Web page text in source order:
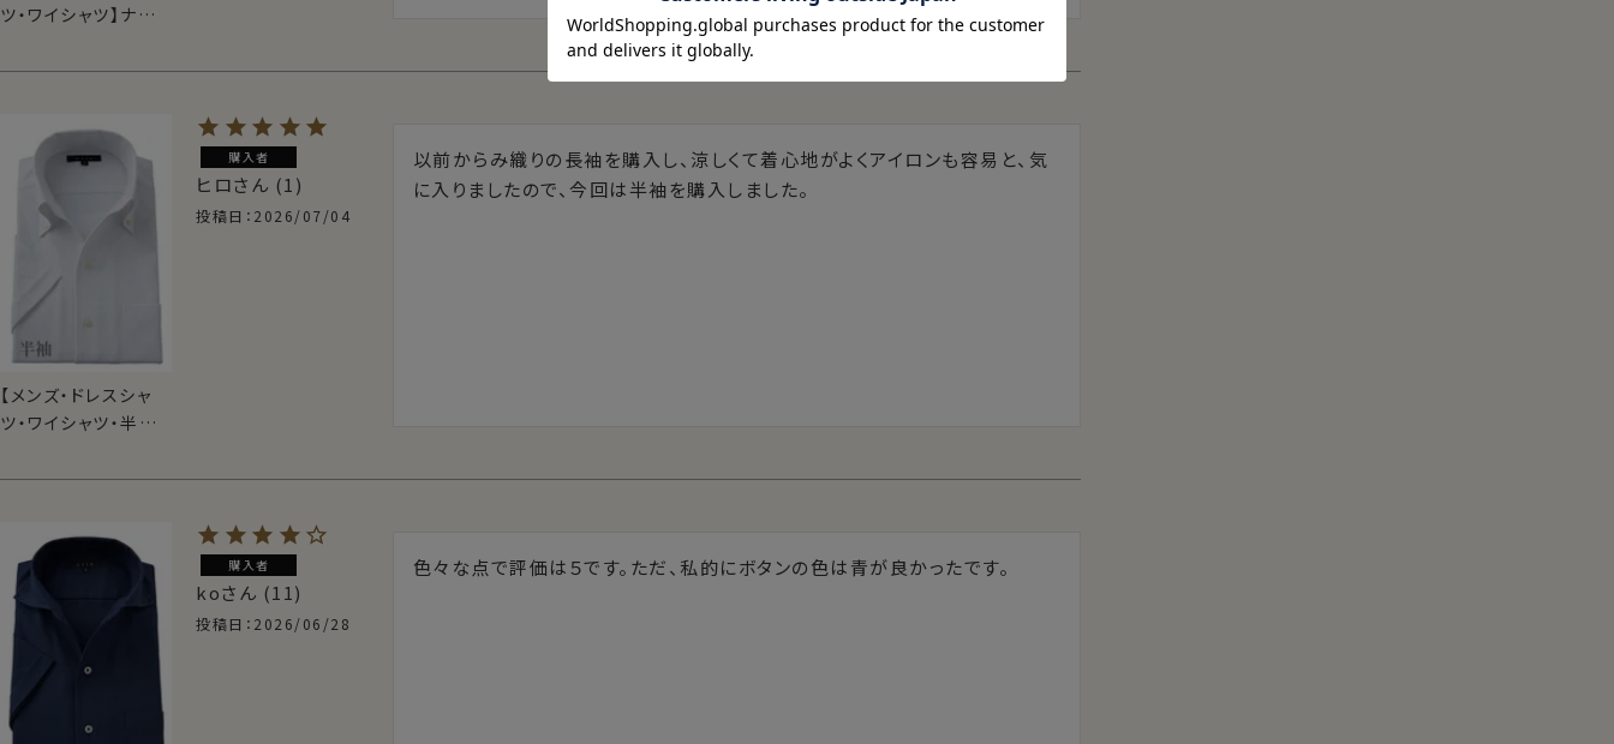
ツ・ワイシャツ】ナチュ
アムコットン・オック
定・イタリアンカラ
ー・ワイドカラー・第
【メンズ・ドレスシャ
ツ・ワイシャツ・半袖】
クールマックス・ドラ
織り・イタリアンカラ
ー・ボタンダウン・ス
キッパー・第一ボタン
無し
購入者
ヒロ 1
投稿日 2026/07/04
以前からみ織りの長袖を購入し、涼しくて着心地がよくアイロンも容易と、気
に入りましたので、今回は半袖を購入しました。
購入者
ko 11
投稿日 2026/06/28
色々な点で評価は５です。ただ、私的にボタンの色は青が良かったです。